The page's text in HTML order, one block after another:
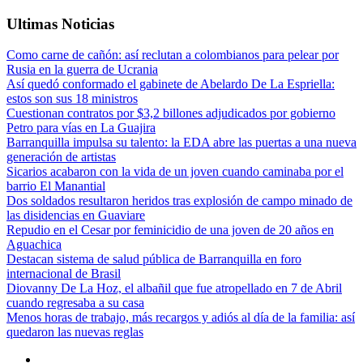
Ultimas Noticias
Como carne de cañón: así reclutan a colombianos para pelear por
Rusia en la guerra de Ucrania
Así quedó conformado el gabinete de Abelardo De La Espriella:
estos son sus 18 ministros
Cuestionan contratos por $3,2 billones adjudicados por gobierno
Petro para vías en La Guajira
Barranquilla impulsa su talento: la EDA abre las puertas a una nueva
generación de artistas
Sicarios acabaron con la vida de un joven cuando caminaba por el
barrio El Manantial
Dos soldados resultaron heridos tras explosión de campo minado de
las disidencias en Guaviare
Repudio en el Cesar por feminicidio de una joven de 20 años en
Aguachica
Destacan sistema de salud pública de Barranquilla en foro
internacional de Brasil
Diovanny De La Hoz, el albañil que fue atropellado en 7 de Abril
cuando regresaba a su casa
Menos horas de trabajo, más recargos y adiós al día de la familia: así
quedaron las nuevas reglas